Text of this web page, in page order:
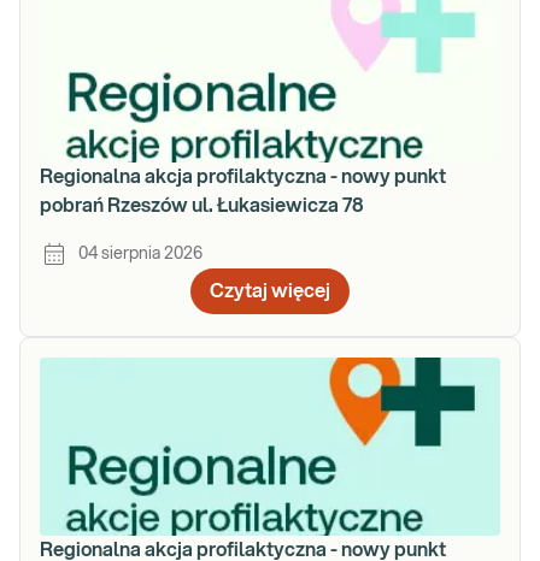
Regionalna akcja profilaktyczna - nowy punkt
pobrań Rzeszów ul. Łukasiewicza 78
04 sierpnia 2026
Czytaj więcej
Regionalna akcja profilaktyczna - nowy punkt